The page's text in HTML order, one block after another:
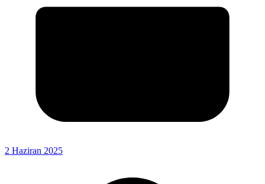
2 Haziran 2025